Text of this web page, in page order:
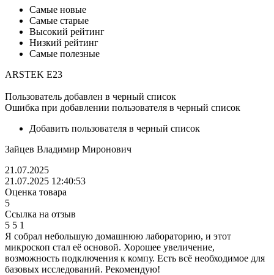
Самые новые
Самые старые
Высокий рейтинг
Низкий рейтинг
Самые полезные
ARSTEK E23
Пользователь добавлен в черный список
Ошибка при добавлении пользователя в черный список
Добавить пользователя в черный список
Зайцев Владимир Миронович
21.07.2025
21.07.2025 12:40:53
Оценка товара
5
Ссылка на отзыв
5 5 1
Я собрал небольшую домашнюю лабораторию, и этот
микроскоп стал её основой. Хорошее увеличение,
возможность подключения к компу. Есть всё необходимое для
базовых исследований. Рекомендую!